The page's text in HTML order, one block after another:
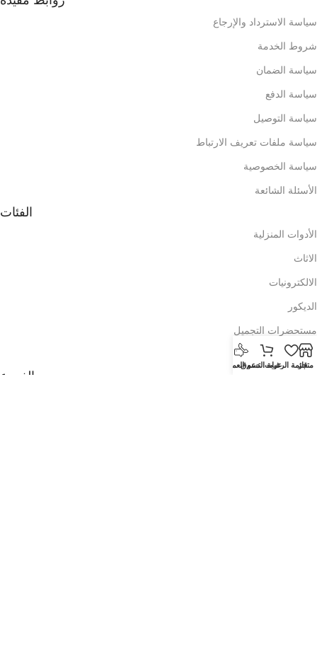
سياسة الاسترداد والإرجاع
شروط الخدمة
سياسة الضمان
سياسة الدفع
سياسة التوصيل
سياسة ملفات تعريف الارتباط
سياسة الخصوصية
الأسئلة الشائعة
الفئات
الأدوات المنزلية
الاثاث
الالكترونيات
الديكور
مستحضرات التجميل
العطور
الفروع
متجر
قائمة الرغباتعربة التسوق
دعم العملاء